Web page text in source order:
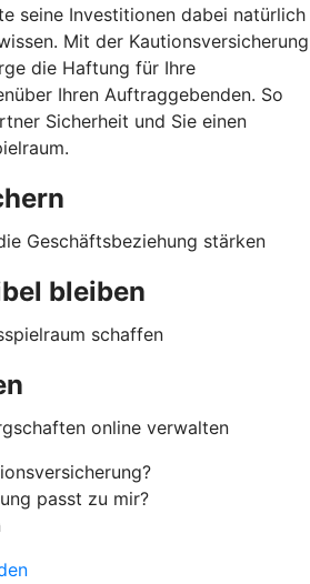
seine Investitionen dabei natürlich
Mit der Kautionsversicherung
die Haftung für Ihre
Ihren Auftraggebenden. So
Sicherheit und Sie einen
Geschäftsbeziehung stärken
bleiben
schaffen
online verwalten
passt zu mir?